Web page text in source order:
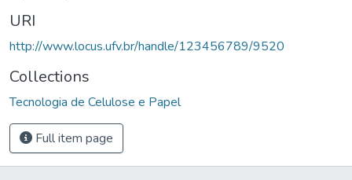
URI
http://www.locus.ufv.br/handle/123456789/9520
Collections
Tecnologia de Celulose e Papel
Full item page